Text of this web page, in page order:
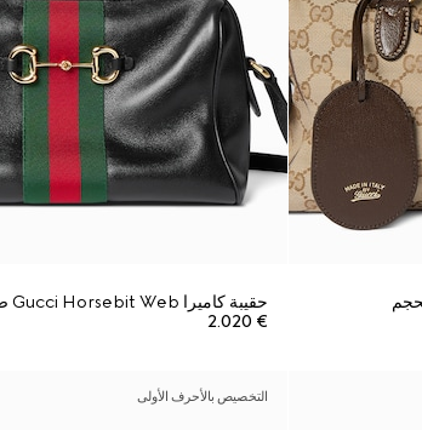
حقيبة كاميرا Gucci Horsebit Web صغيرة الحجم
€ 2.020
التخصيص بالأحرف الأولى